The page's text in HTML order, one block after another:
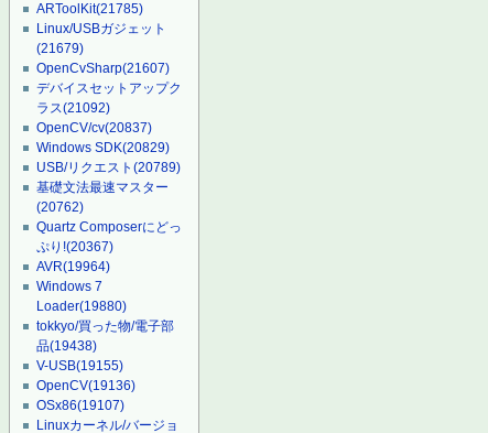
ARToolKit(21785)
Linux/USBガジェット
(21679)
OpenCvSharp(21607)
デバイスセットアップク
ラス(21092)
OpenCV/cv(20837)
Windows SDK(20829)
USB/リクエスト(20789)
基礎文法最速マスター
(20762)
Quartz Composerにどっ
ぷり!(20367)
AVR(19964)
Windows 7
Loader(19880)
tokkyo/買った物/電子部
品(19438)
V-USB(19155)
OpenCV(19136)
OSx86(19107)
Linuxカーネル/バージョ